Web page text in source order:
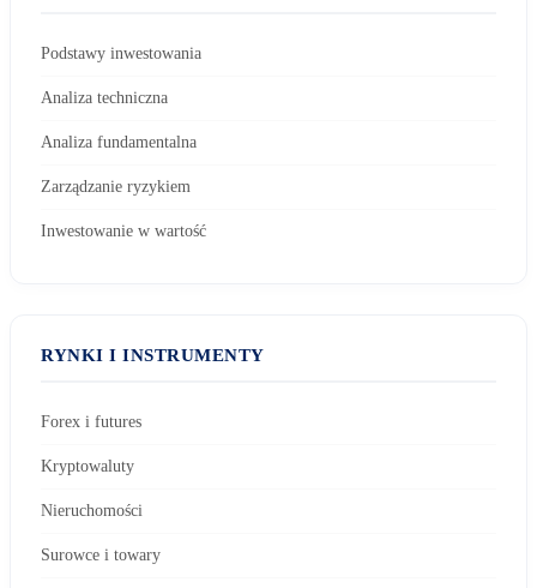
Podstawy inwestowania
Analiza techniczna
Analiza fundamentalna
Zarządzanie ryzykiem
Inwestowanie w wartość
RYNKI I INSTRUMENTY
Forex i futures
Kryptowaluty
Nieruchomości
Surowce i towary